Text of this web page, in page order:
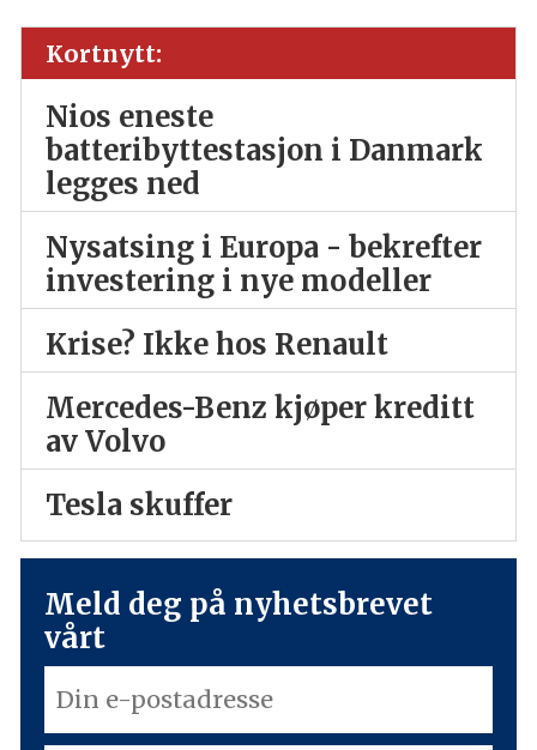
Kortnytt:
Nios eneste
batteribyttestasjon i Danmark
legges ned
Nysatsing i Europa - bekrefter
investering i nye modeller
Krise? Ikke hos Renault
Mercedes-Benz kjøper kreditt
av Volvo
Tesla skuffer
Meld deg på nyhetsbrevet
vårt